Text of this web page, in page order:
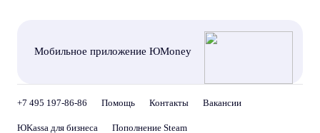
Мобильное приложение ЮMoney
+7 495 197-86-86 Помощь Контакты Вакансии
ЮKassa для бизнеса Пополнение Steam